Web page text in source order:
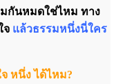
มกันหมดใช่ไหม ทาง
จ แล้วธรรมหนึ่งนี่ใคร
หนึ่ง ได้ไหม?